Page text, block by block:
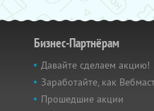
Бизнес-Партнёрам
Давайте сделаем акцию!
Заработайте, как
Прошедшие акции